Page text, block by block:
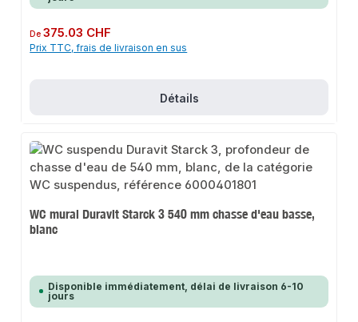
Prix régulier :
De375.03 CHF
Prix TTC, frais de livraison en sus
Détails
WC mural Duravit Starck 3 540 mm chasse d'eau basse,
blanc
Disponible immédiatement, délai de livraison 6-10
jours